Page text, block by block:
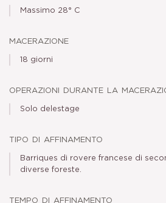
Massimo 28° C
macerazione
18 giorni
operazioni durante la
Solo delestage
tipo di affinamento
Barriques di rovere francese di
diverse foreste.
tempo di affinamento